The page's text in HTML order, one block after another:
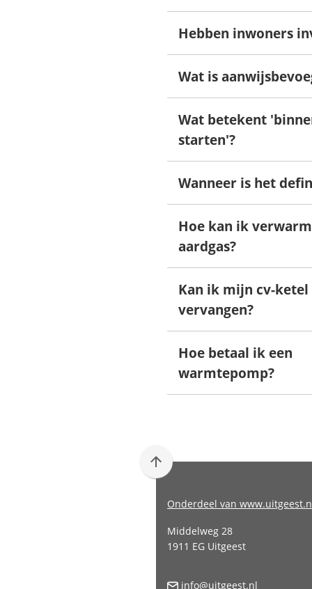
Hebben inwoners
Wat is
Wat betekent
starten'?
Wanneer is het
Hoe kan ik
aardgas?
Kan ik mijn cv-ketel
vervangen?
Hoe betaal ik een
warmtepomp?
Scroll
boven
het
Onderdeel van
Middelweg 28
1911 EG Uitgeest
info@uitgeest.nl